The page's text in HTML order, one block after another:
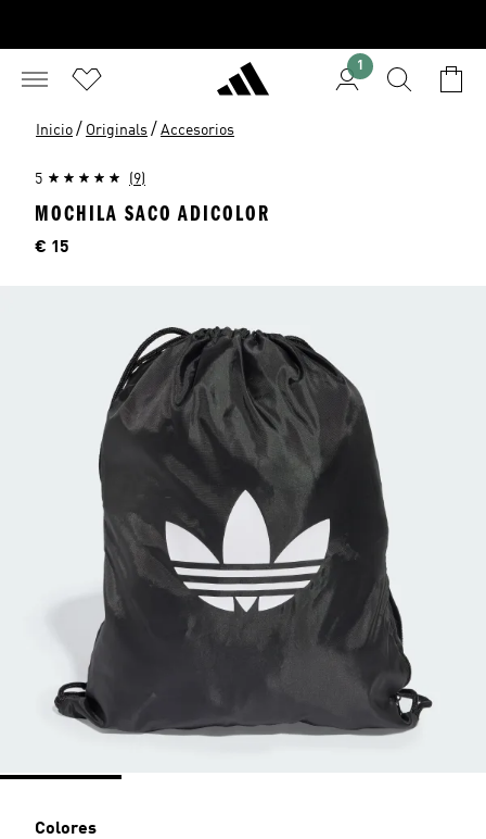
1
Inicio / Originals / Accesorios
5 (9)
MOCHILA SACO ADICOLOR
Precio
€ 15
Colores